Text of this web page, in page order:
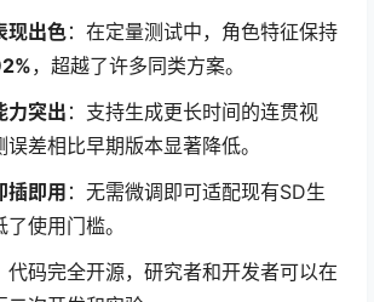
现出色：在定量测试中，角色特征保持
，超越了许多同类方案。
力突出 ：支持生成更长时间的连贯视
差相比早期版本显著降低。
插即用 ：无需微调即可适配现有SD生
使用门槛。
代码完全开源，研究者和开发者可以在